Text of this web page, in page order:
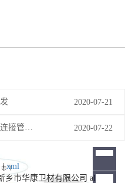
2020-07-21
福建推荐一次性体外吸引连接管厂家 2020-07-22
|xml
乡市华康卫材有限公司 all